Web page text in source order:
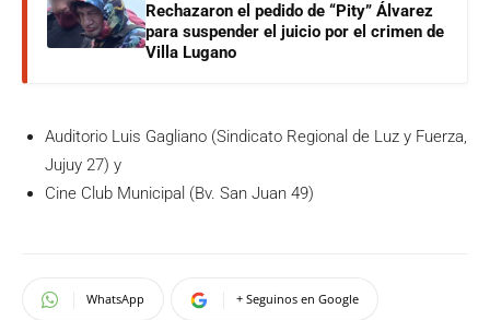
Rechazaron el pedido de “Pity” Álvarez
para suspender el juicio por el crimen de
Villa Lugano
Auditorio Luis Gagliano (Sindicato Regional de Luz y Fuerza,
Jujuy 27) y
Cine Club Municipal (Bv. San Juan 49)
WhatsApp + Seguinos en Google